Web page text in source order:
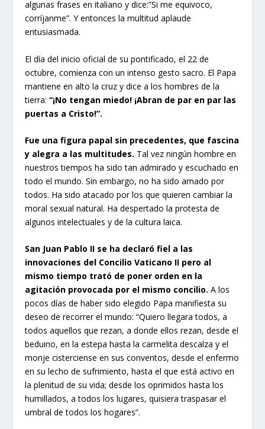
algunas frases en italiano y dice:”Si me equivoco,
corríjanme”. Y entonces la multitud aplaude
entusiasmada.
El día del inicio oficial de su pontificado, el 22 de
octubre, comienza con un intenso gesto sacro. El Papa
mantiene en alto la cruz y dice a los hombres de la
tierra: “¡No tengan miedo! ¡Abran de par en par las
puertas a Cristo!”.
Fue una figura papal sin precedentes, que fascina
y alegra a las multitudes. Tal vez ningún hombre en
nuestros tiempos ha sido tan admirado y escuchado en
todo el mundo. Sin embargo, no ha sido amado por
todos. Ha sido atacado por los que quieren cambiar la
moral sexual natural. Ha despertado la protesta de
algunos intelectuales y de la cultura laica.
San Juan Pablo II se ha declaró fiel a las
innovaciones del Concilio Vaticano II pero al
mismo tiempo trató de poner orden en la
agitación provocada por el mismo concilio. A los
pocos días de haber sido elegido Papa manifiesta su
deseo de recorrer el mundo: “Quiero llegara todos, a
todos aquellos que rezan, a donde ellos rezan, desde el
beduino, en la estepa hasta la carmelita descalza y el
monje cisterciense en sus conventos, desde el enfermo
en su lecho de sufrimiento, hasta el que está activo en
la plenitud de su vida; desde los oprimidos hasta los
humillados, a todos los lugares, quisiera traspasar el
umbral de todos los hogares”.